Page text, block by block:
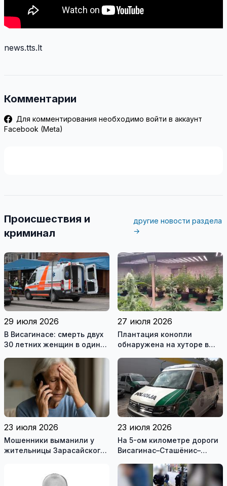
news.tts.lt
Комментарии
Для комментирования необходимо войти в аккаунт
Facebook (Meta)
Происшествия и
криминал
другие новости раздела
→
29 июля 2026
В Висагинасе: смерть двух
30 летних женщин в один
27 июля 2026
Плантация конопли
обнаружена на хуторе в
23 июля 2026
Мошенники выманили у
жительницы Зарасайского
23 июля 2026
На 5-ом километре дороги
Висагинас–Сташёнис–
машине, наден мертвый
мужчина